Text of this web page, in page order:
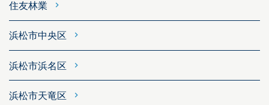
住友林業
浜松市中央区
浜松市浜名区
浜松市天竜区